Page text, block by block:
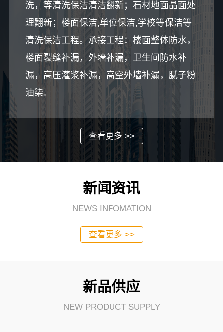
洗，等清洗保洁清洁翻新；石材地面晶面处
理翻新；楼面保洁,单位保洁,学校等保洁等
清洗保洁工程。承接工程：楼面整体防水，
楼面裂缝补漏，外墙补漏，卫生间防水补
漏，高压灌浆补漏，高空外墙补漏，腻子粉
油柒。
查看更多 >>
新闻资讯
NEWS INFOMATION
查看更多 >>
新品供应
NEW PRODUCT SUPPLY